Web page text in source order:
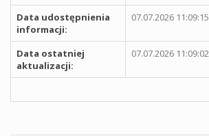
Data udostępnienia
informacji:
07.07.2026 11:09:15
Data ostatniej
aktualizacji:
07.07.2026 11:09:02